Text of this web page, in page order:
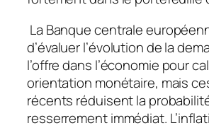
La Banque centrale
d’évaluer l’évolution de la
l’offre dans l’économie pour
orientation monétaire, mais
récents réduisent la
resserrement immédiat.